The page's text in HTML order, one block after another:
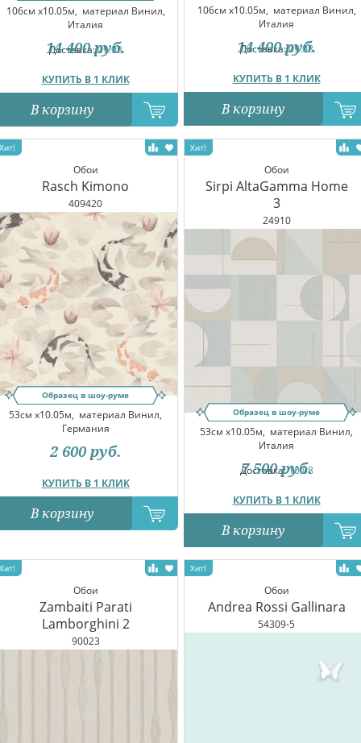
106см x10.05м, материал Винил,
Италия
Доставка:09.08
КУПИТЬ В 1 КЛИК
14 400 руб.
В корзину
106см x10.05м, материал Винил,
Италия
Доставка:09.08
КУПИТЬ В 1 КЛИК
14 400 руб.
В корзину
Обои
Rasch Kimono
409420
Образец в шоу-руме
53см x10.05м, материал Винил,
Германия
КУПИТЬ В 1 КЛИК
2 600 руб.
В корзину
Обои
Sirpi AltaGamma Home
3
24910
Образец в шоу-руме
53см x10.05м, материал Винил,
Италия
Доставка:10.08
КУПИТЬ В 1 КЛИК
7 500 руб.
В корзину
Обои
Zambaiti Parati
Lamborghini 2
90023
Обои
Andrea Rossi Gallinara
54309-5